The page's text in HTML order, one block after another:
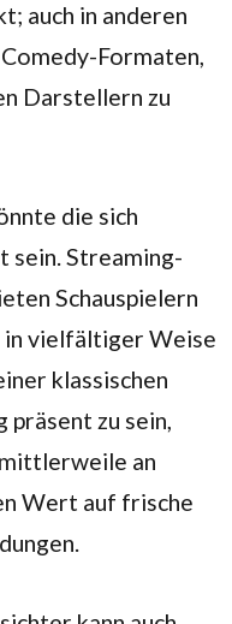
auch in anderen
Formaten,
Darstellern zu
die sich
sein. Streaming-
Schauspielern
vielfältiger Weise
klassischen
präsent zu sein,
an
Wert auf frische